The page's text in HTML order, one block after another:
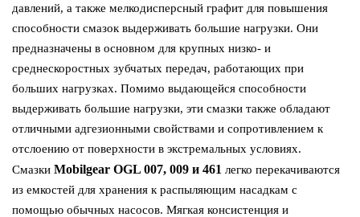
давлений, а также мелкодисперсный графит для повышения
способности смазок выдерживать большие нагрузки. Они
предназначены в основном для крупных низко- и
среднескоростных зубчатых передач, работающих при
больших нагрузках. Помимо выдающейся способности
выдерживать большие нагрузки, эти смазки также обладают
отличными адгезионными свойствами и сопротивлением к
отслоению от поверхности в экстремальных условиях.
Смазки Mobilgear OGL 007, 009 и 461 легко перекачиваются
из емкостей для хранения к распыляющим насадкам с
помощью обычных насосов. Мягкая консистенция и